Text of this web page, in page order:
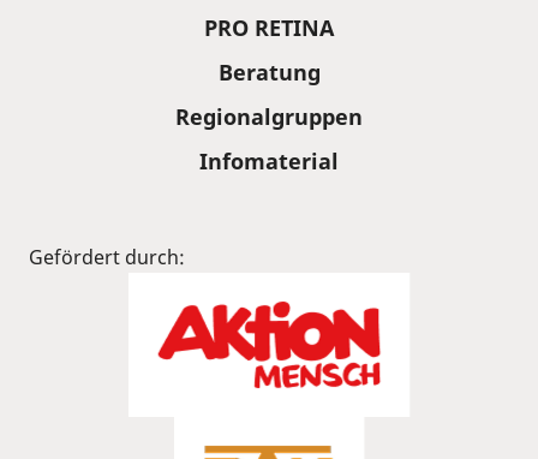
PRO RETINA
Beratung
Regionalgruppen
Infomaterial
Gefördert durch: